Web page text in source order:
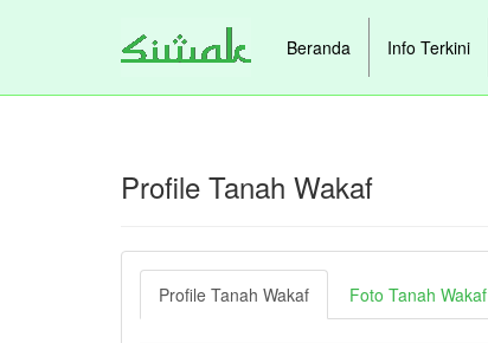
Beranda Info Terkini
Profile Tanah Wakaf
Profile Tanah Wakaf Foto Tanah Wakaf